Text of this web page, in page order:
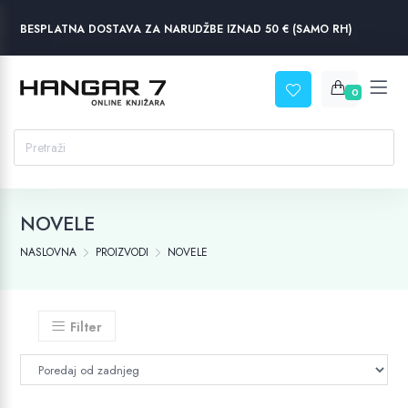
BESPLATNA DOSTAVA ZA NARUDŽBE IZNAD 50 € (SAMO RH)
0
NOVELE
NASLOVNA PROIZVODI NOVELE
Filter